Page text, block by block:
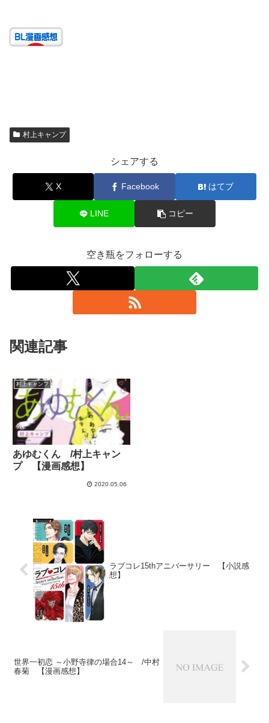
村上キャンプ
シェアする
X Facebook はてブ
LINE コピー
空き瓶をフォローする
関連記事
村上キャンプ
あゆむくん /村上キャン
プ 【漫画感想】
2020.05.06
ラブコレ15thアニバーサリー 【小説感
想】
世界一初恋 ～小野寺律の場合14～ /中村
春菊 【漫画感想】